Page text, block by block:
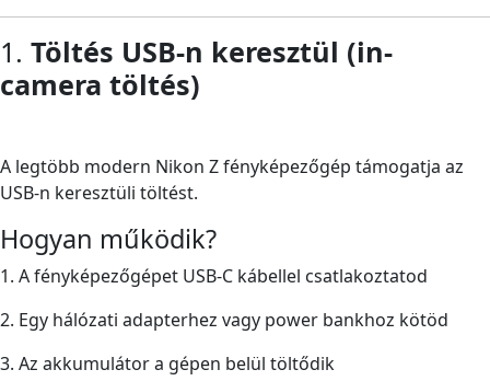
1. Töltés USB-n keresztül (in-
camera töltés)
A legtöbb modern Nikon Z fényképezőgép támogatja az
USB-n keresztüli töltést.
Hogyan működik?
1. A fényképezőgépet USB-C kábellel csatlakoztatod
2. Egy hálózati adapterhez vagy power bankhoz kötöd
3. Az akkumulátor a gépen belül töltődik